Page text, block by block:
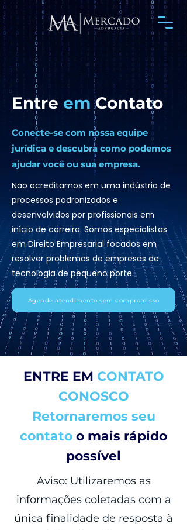
Entre emContato
Conecte-se com nossa equipe
jurídica e descubra como podemos
ajudar você ou sua empresa.
Não acreditamos em uma indústria de
processos padronizados e
desenvolvidos por profissionais em
início de carreira. Somos especialistas
em Direito Empresarial focados em
resolver problemas de empresas de
tecnologia de pequeno porte.
Agende atendimento sem compromisso
ENTRE EM CONTATO
CONOSCO
Retornaremos seu
contato o mais rápido
possível
Aviso: Utilizaremos as
informações coletadas com a
única finalidade de resposta à